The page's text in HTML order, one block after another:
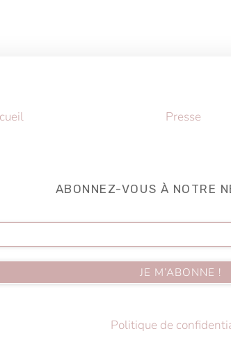
To
Presse
ABONNEZ-VOUS À NOTRE
Politique de